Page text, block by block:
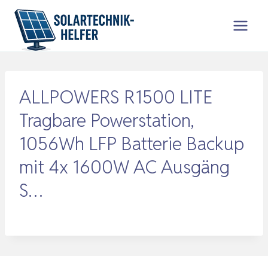
Zum
Inhalt
springen
ALLPOWERS R1500 LITE
Tragbare Powerstation,
1056Wh LFP Batterie Backup
mit 4x 1600W AC Ausgäng
S…